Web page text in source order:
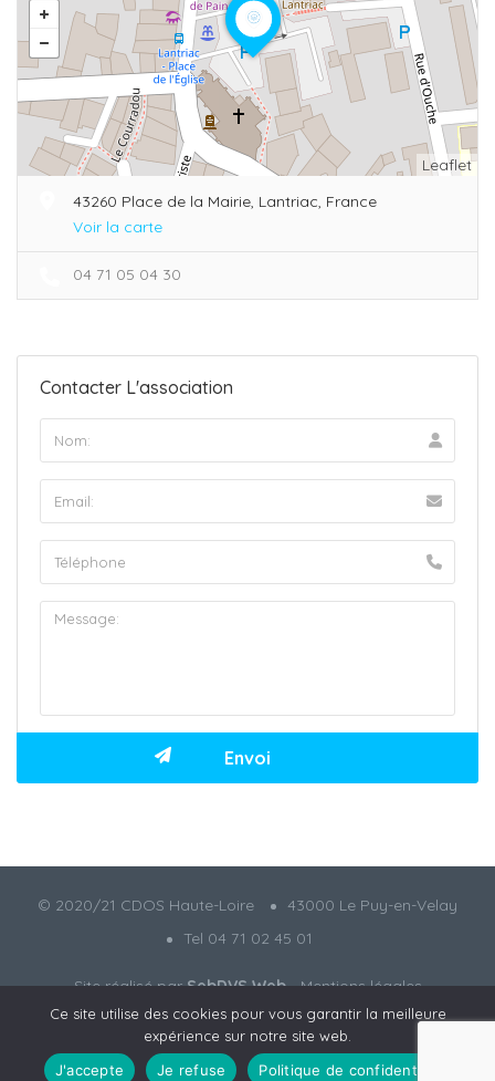
Leaflet
43260 Place de la Mairie, Lantriac, France
Voir la carte
04 71 05 04 30
Contacter L'association
© 2020/21 CDOS Haute-Loire
43000 Le Puy-en-Velay
Tel 04 71 02 45 01
Site réalisé parSebDVS Web-Mentions légales
Ce site utilise des cookies pour vous garantir la meilleure
expérience sur notre site web.
J'accepte
Je refuse Politique de confidentialité